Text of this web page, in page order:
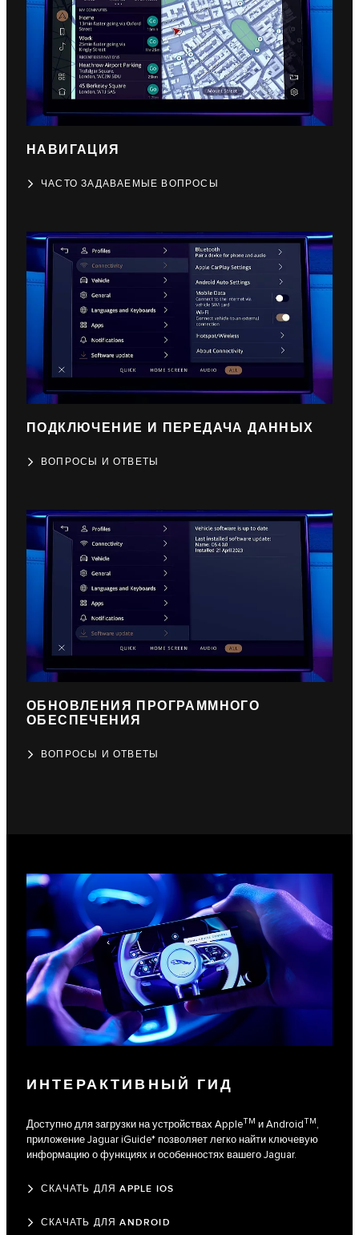
НАВИГАЦИЯ
ЧАСТО ЗАДАВАЕМЫЕ ВОПРОСЫ
ПОДКЛЮЧЕНИЕ И ПЕРЕДАЧА ДАННЫХ
ВОПРОСЫ И ОТВЕТЫ
ОБНОВЛЕНИЯ ПРОГРАММНОГО
ОБЕСПЕЧЕНИЯ
ВОПРОСЫ И ОТВЕТЫ
ИНТЕРАКТИВНЫЙ ГИД
Доступно для загрузки на устройствах AppleTM и AndroidTM,
приложение Jaguar iGuide* позволяет легко найти ключевую
информацию о функциях и особенностях вашего Jaguar.
СКАЧАТЬ ДЛЯ APPLE IOS
СКАЧАТЬ ДЛЯ ANDROID